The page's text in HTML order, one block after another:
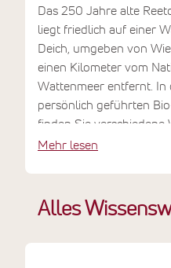
Das 250 Jahre alte
liegt friedlich auf einer
Deich, umgeben von
einen Kilometer vom
Wattenmeer entfernt. In
persönlich geführten
finden Sie verschiedene
inneren Ruhe und
Im weitläufigen Garten mit
Teichbiotop und
Mehr lesen
Alles